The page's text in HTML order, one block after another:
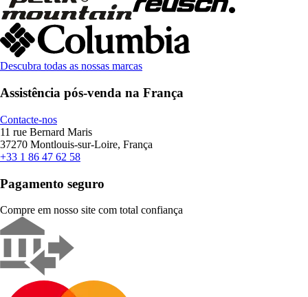
Descubra todas as nossas marcas
Assistência pós-venda na França
Contacte-nos
11 rue Bernard Maris
37270 Montlouis-sur-Loire, França
+33 1 86 47 62 58
Pagamento seguro
Compre em nosso site com total confiança